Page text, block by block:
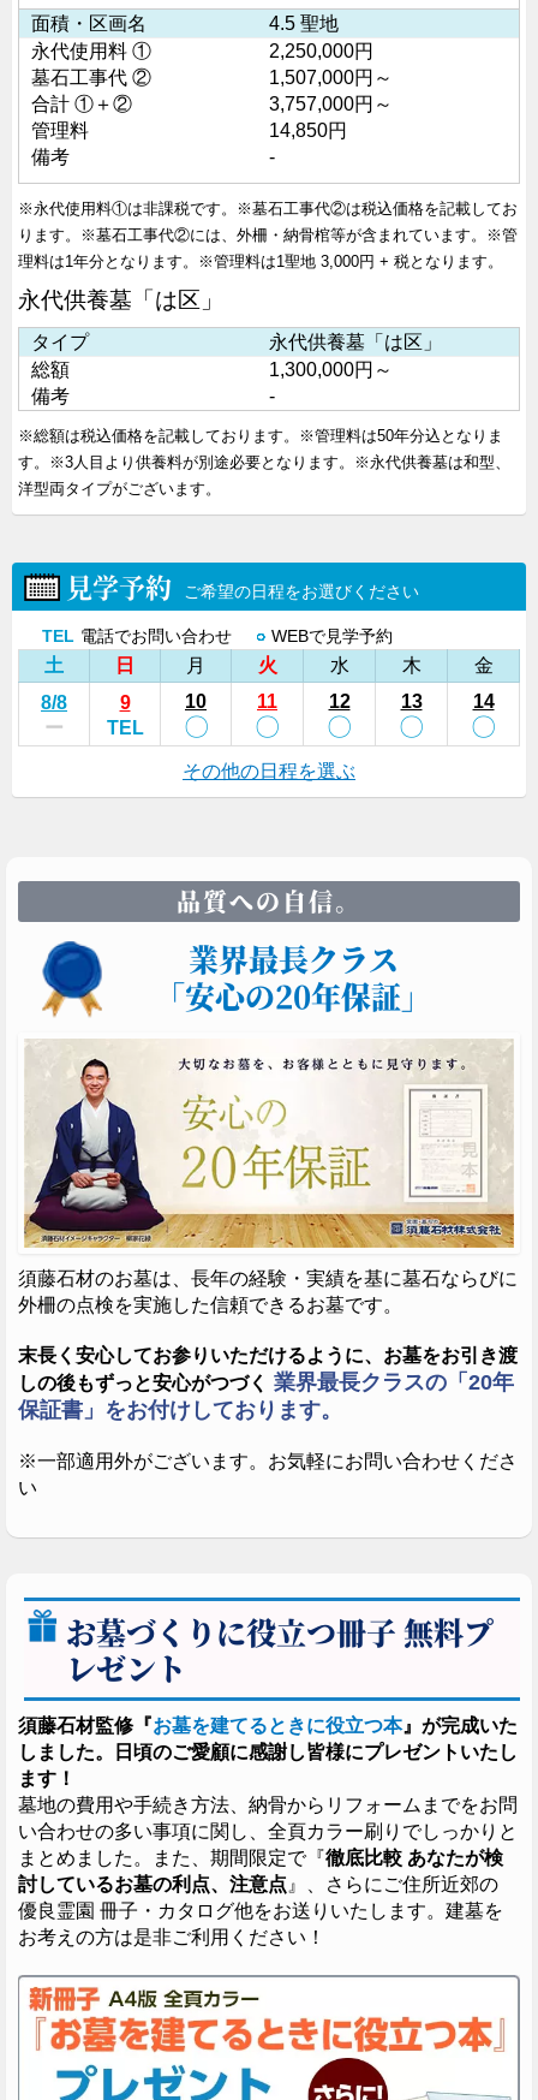
面積・区画名
4.5 聖地
永代使用料 ①
2,250,000円
墓石工事代 ②
1,507,000円～
合計 ①＋②
3,757,000円～
管理料
14,850円
備考
-
※永代使用料①は非課税です。
※墓石工事代②は税込価格を記載してお
ります。
※墓石工事代②には、外柵・納骨棺等が含まれています。
※管
理料は1年分となります。
※管理料は1聖地 3,000円 + 税となります。
永代供養墓「は区」
タイプ
永代供養墓「は区」
総額
1,300,000円～
備考
-
※総額は税込価格を記載しております。
※管理料は50年分込となりま
す。
※3人目より供養料が別途必要となります。
※永代供養墓は和型、
洋型両タイプがございます。
見学予約 ご希望の日程をお選びください
TEL 電話でお問い合わせ ○ WEBで見学予約
土 日 月 火 水 木
金
8/8
ー
9
TEL
10
〇
11
〇
12
〇
13
〇
14
〇
その他の日程を選ぶ
品質への自信。
業界最長クラス
「安心の20年保証」
須藤石材のお墓は、長年の経験・実績を基に墓石ならびに
外柵の点検を実施した信頼できるお墓です。
末長く安心してお参りいただけるように、お墓をお引き渡
しの後もずっと安心がつづく 業界最長クラスの「20年
保証書」をお付けしております。
※一部適用外がございます。お気軽にお問い合わせくださ
い
お墓づくりに役立つ冊子 無料プ
レゼント
須藤石材監修『お墓を建てるときに役立つ本』が完成いた
しました。日頃のご愛顧に感謝し皆様にプレゼントいたし
ます！
墓地の費用や手続き方法、納骨からリフォームまでをお問
い合わせの多い事項に関し、全頁カラー刷りでしっかりと
まとめました。また、期間限定で『徹底比較 あなたが検
討しているお墓の利点、注意点 』、さらにご住所近郊の
優良霊園 冊子・カタログ他をお送りいたします。建墓を
お考えの方は是非ご利用ください！